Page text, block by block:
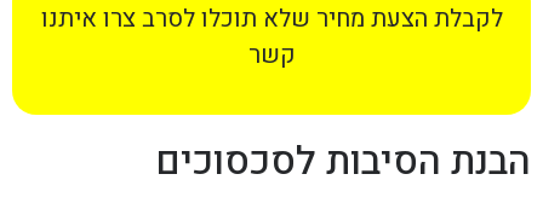
לקבלת הצעת מחיר שלא תוכלו לסרב צרו איתנו
קשר
הבנת הסיבות לסכסוכים